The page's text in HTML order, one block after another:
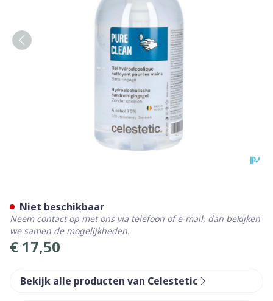
€ 17,50
Niet beschikbaar
Neem contact op met ons via telefoon of e-mail, dan bekijken
we samen de mogelijkheden.
Bekijk alle producten van Celestetic